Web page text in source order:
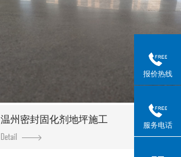
温州密封固化剂地坪施工
报价热线
服务电话